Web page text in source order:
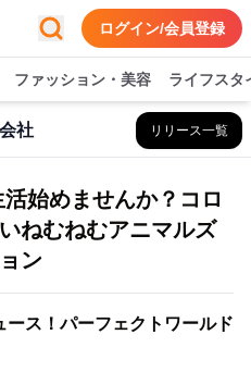
ログイン/会員登録
ファッション・美容 ライフスタ
社 リリース一覧
始めませんか？コロ
ねむねむアニマルズ
ン
ース！パーフェクトワールド